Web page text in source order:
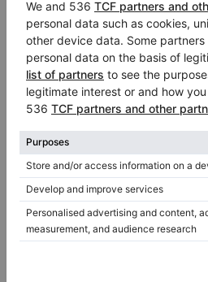
Longitud:5′2″
País:Estados Unidos
Ciudad:Lilburn
Empresa/Vendedor
vertificado